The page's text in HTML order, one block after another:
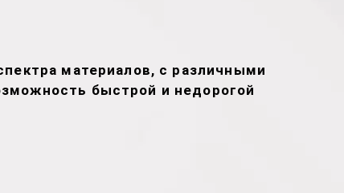
материалов, с различными
быстрой и недорогой